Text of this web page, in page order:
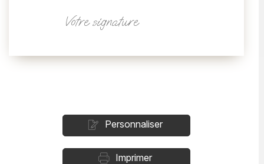
Votre signature
Personnaliser
Imprimer